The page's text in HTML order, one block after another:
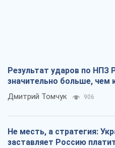
Результат ударов по НПЗ
значительно больше, чем
Дмитрий Томчук 906
Не месть, а стратегия:
заставляет Россию